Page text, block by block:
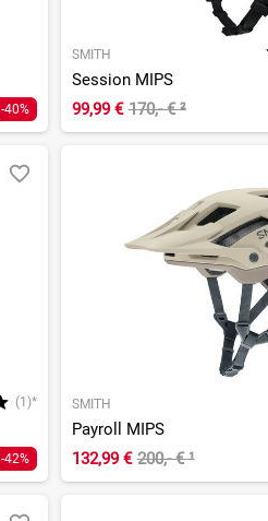
-40%
SMITH
Session MIPS
99,99 € 170,- €²
(1)*
-42%
SMITH
Payroll MIPS
132,99 € 200,- €¹